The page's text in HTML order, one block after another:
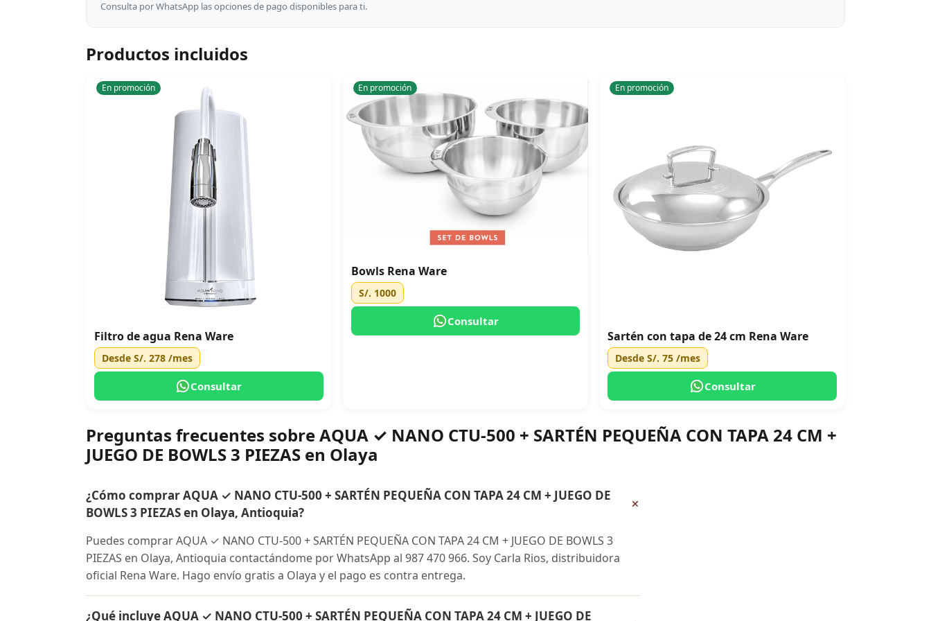
Consulta por WhatsApp las opciones de pago disponibles para ti.
Productos incluidos
En promoción
Filtro de agua Rena Ware
Desde S/. 278 /mes
Consultar
En promoción
Bowls Rena Ware
S/. 1000
Consultar
En promoción
Sartén con tapa de 24 cm Rena Ware
DesdeS/. 75 /mes
Consultar
Preguntas frecuentes sobre AQUA ✓ NANO CTU-500 + SARTÉN PEQUEÑA CON TAPA 24 CM +
JUEGO DE BOWLS 3 PIEZAS en Olaya
¿Cómo comprar AQUA ✓ NANO CTU-500 + SARTÉN PEQUEÑA CON TAPA 24 CM + JUEGO DE
BOWLS 3 PIEZAS en Olaya, Antioquia?
+
Puedes comprar AQUA ✓ NANO CTU-500 + SARTÉN PEQUEÑA CON TAPA 24 CM + JUEGO DE BOWLS 3
PIEZAS en Olaya, Antioquia contactándome por WhatsApp al 987 470 966. Soy Carla Rios, distribuidora
oficial Rena Ware. Hago envío gratis a Olaya y el pago es contra entrega.
¿Qué incluye AQUA ✓ NANO CTU-500 + SARTÉN PEQUEÑA CON TAPA 24 CM + JUEGO DE